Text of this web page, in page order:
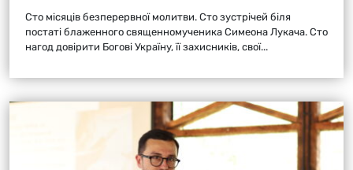
Сто місяців безперервної молитви. Сто зустрічей біля
постаті блаженного священномученика Симеона Лукача. Сто
нагод довірити Богові Україну, її захисників, свої...